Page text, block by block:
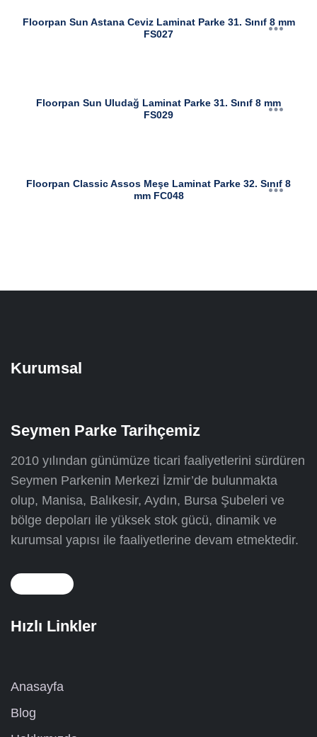
Floorpan Sun Astana Ceviz Laminat Parke 31. Sınıf 8 mm
FS027
Floorpan Sun Uludağ Laminat Parke 31. Sınıf 8 mm
FS029
Floorpan Classic Assos Meşe Laminat Parke 32. Sınıf 8
mm FC048
Kurumsal
Seymen Parke Tarihçemiz
2010 yılından günümüze ticari faaliyetlerini sürdüren
Seymen Parkenin Merkezi İzmir’de bulunmakta
olup, Manisa, Balıkesir, Aydın, Bursa Şubeleri ve
bölge depoları ile yüksek stok gücü, dinamik ve
kurumsal yapısı ile faaliyetlerine devam etmektedir.
Hızlı Linkler
Anasayfa
Blog